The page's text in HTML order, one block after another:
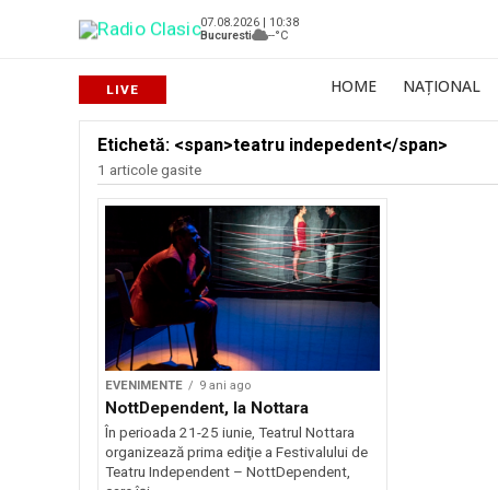
07.08.2026 | 10:38
Bucuresti
--°C
HOME NAȚIONAL
Etichetă: <span>teatru indepedent</span>
1 articole gasite
EVENIMENTE 9 ani ago
NottDependent, la Nottara
În perioada 21-25 iunie, Teatrul Nottara
organizează prima ediţie a Festivalului de
Teatru Independent – NottDependent,